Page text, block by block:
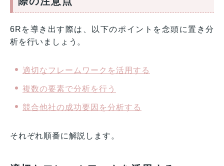
6Rを導き出す際は、以下のポイントを念頭に置き分
析を行いましょう。
適切なフレームワークを活用する
複数の要素で分析を行う
競合他社の成功要因を分析する
それぞれ順番に解説します。